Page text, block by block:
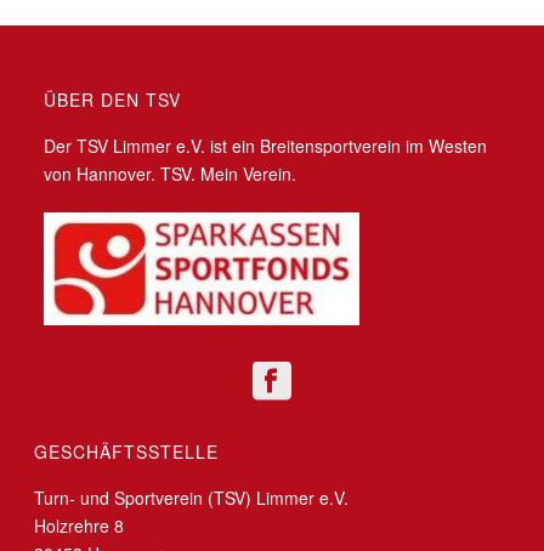
ÜBER DEN TSV
Der TSV Limmer e.V. ist ein Breitensportverein im Westen
von Hannover. TSV. Mein Verein.
GESCHÄFTSSTELLE
Turn- und Sportverein (TSV) Limmer e.V.
Holzrehre 8